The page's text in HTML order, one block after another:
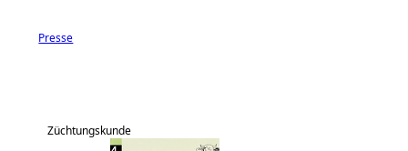
Presse
Züchtungskunde